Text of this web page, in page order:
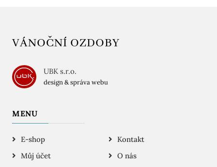
VÁNOČNÍ OZDOBY
UBK s.r.o.
design & správa webu
MENU
E-shop
Kontakt
Můj účet
O nás